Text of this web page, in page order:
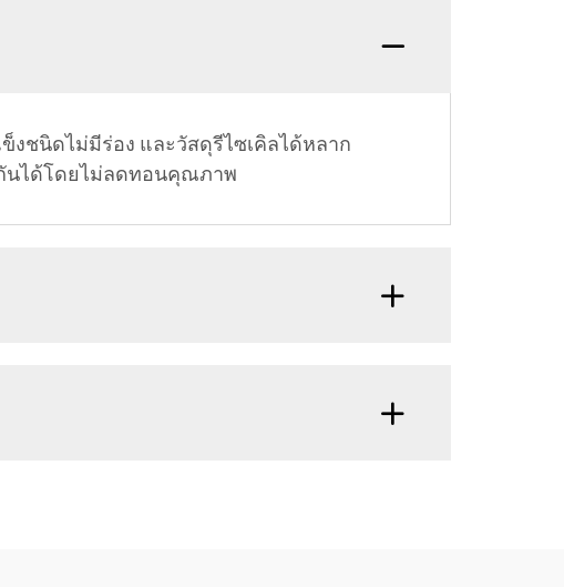
งชนิดไม่มีร่อง และวัสดุรีไซเคิลได้หลาก
นได้โดยไม่ลดทอนคุณภาพ